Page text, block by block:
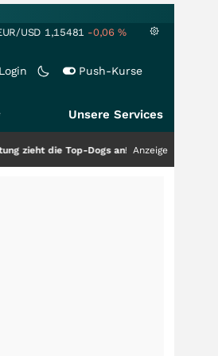
USD 1,15481 -0,06 %
Login Push-Kurse
Unsere Services
die Top-Dogs an!+++ Anzeige